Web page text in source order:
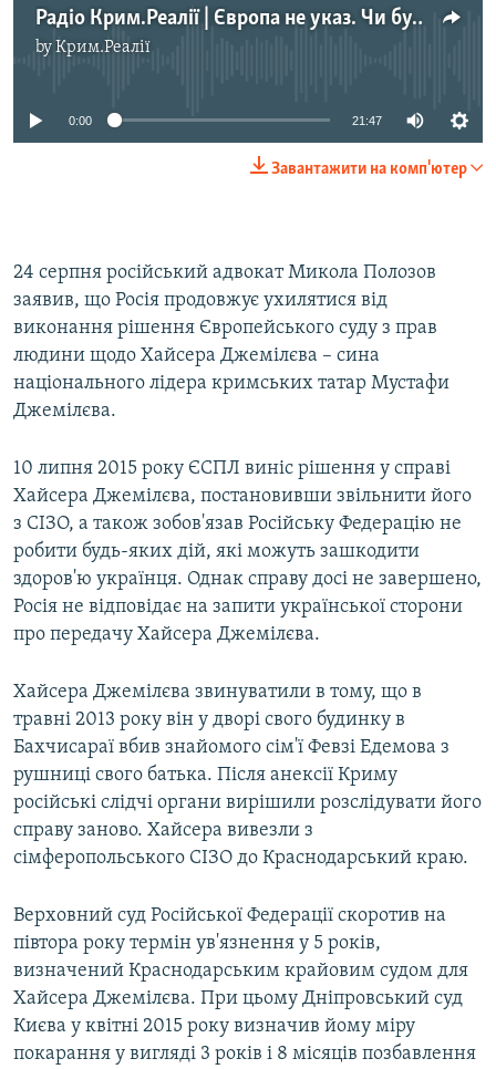
Радіо Крим.Реалії | Європа не указ. Чи будуть виконуватися рішення ЄСПЛ по кримським в'язням
byКрим.Реалії
0:00 21:47
Завантажити на комп'ютер
24 серпня російський адвокат Микола Полозов
заявив, що Росія продовжує ухилятися від
виконання рішення Європейського суду з прав
людини щодо Хайсера Джемілєва – сина
національного лідера кримських татар Мустафи
Джемілєва.
10 липня 2015 року ЄСПЛ виніс рішення у справі
Хайсера Джемілєва, постановивши звільнити його
з СІЗО, а також зобов'язав Російську Федерацію не
робити будь-яких дій, які можуть зашкодити
здоров'ю українця. Однак справу досі не завершено,
Росія не відповідає на запити української сторони
про передачу Хайсера Джемілєва.
Хайсера Джемілєва звинуватили в тому, що в
травні 2013 року він у дворі свого будинку в
Бахчисараї вбив знайомого сім'ї Февзі Едемова з
рушниці свого батька. Після анексії Криму
російські слідчі органи вирішили розслідувати його
справу заново. Хайсера вивезли з
сімферопольського СІЗО до Краснодарський краю.
Верховний суд Російської Федерації скоротив на
півтора року термін ув'язнення у 5 років,
визначений Краснодарським крайовим судом для
Хайсера Джемілєва. При цьому Дніпровський суд
Києва у квітні 2015 року визначив йому міру
покарання у вигляді 3 років і 8 місяців позбавлення